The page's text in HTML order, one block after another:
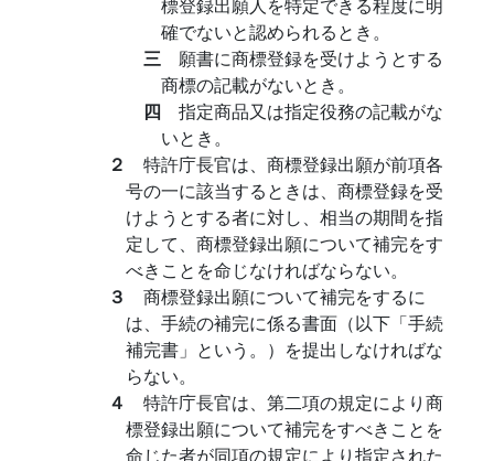
確でないと認められるとき。
三 願書に商標登録を受けようとする
商標の記載がないとき。
四 指定商品又は指定役務の記載がな
いとき。
２ 特許庁長官は、商標登録出願が前項各
号の一に該当するときは、商標登録を受
けようとする者に対し、相当の期間を指
定して、商標登録出願について補完をす
べきことを命じなければならない。
３ 商標登録出願について補完をするに
は、手続の補完に係る書面（以下「手続
補完書」という。）を提出しなければな
らない。
４ 特許庁長官は、第二項の規定により商
標登録出願について補完をすべきことを
命じた者が同項の規定により指定された